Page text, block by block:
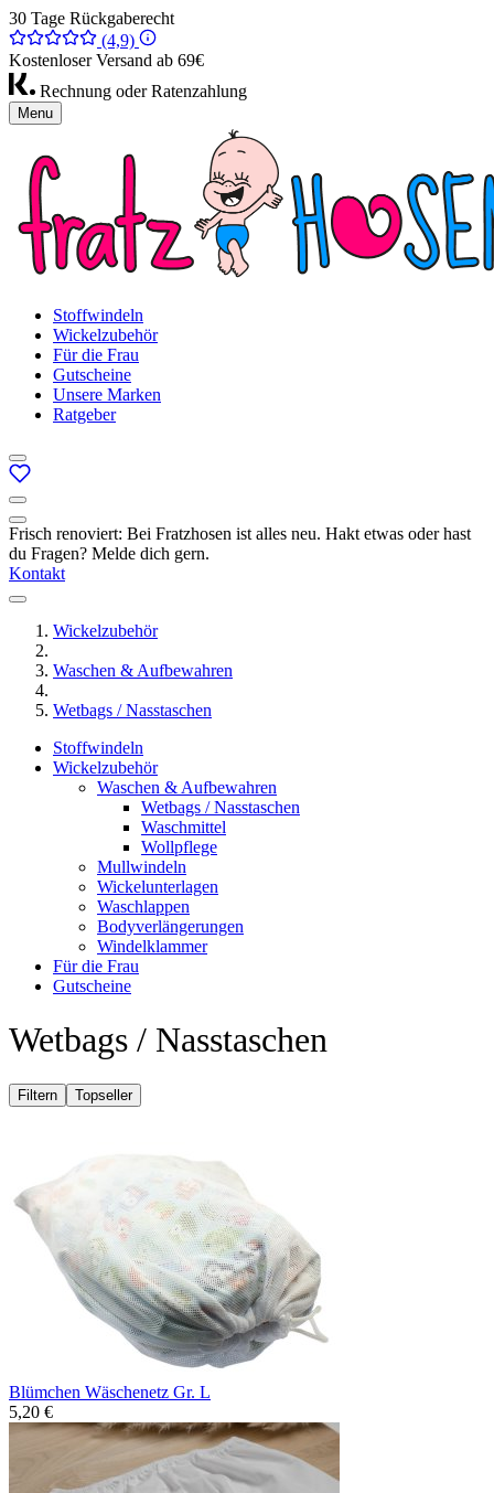
30 Tage Rückgaberecht
(4,9)
Kostenloser Versand ab 69€
Rechnung oder Ratenzahlung
Menu
Stoffwindeln
Wickelzubehör
Für die Frau
Gutscheine
Unsere Marken
Ratgeber
Frisch renoviert: Bei Fratzhosen ist alles neu. Hakt etwas oder hast
du Fragen? Melde dich gern.
Kontakt
Wickelzubehör
Waschen & Aufbewahren
Wetbags / Nasstaschen
Stoffwindeln
Wickelzubehör
Waschen & Aufbewahren
Wetbags / Nasstaschen
Waschmittel
Wollpflege
Mullwindeln
Wickelunterlagen
Waschlappen
Bodyverlängerungen
Windelklammer
Für die Frau
Gutscheine
Wetbags / Nasstaschen
Filtern Topseller
Blümchen Wäschenetz Gr. L
5,20 €